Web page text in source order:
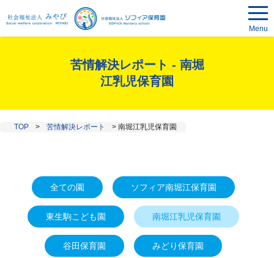
Menu
苦情解決レポート - 南堀
江乳児保育園
TOP > 苦情解決レポート > 南堀江乳児保育園
全ての園 ソフィア南堀江保育園
東生駒こども園 南堀江乳児保育園
谷田保育園 みどり保育園